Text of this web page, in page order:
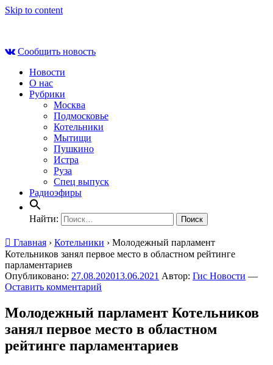
Skip to content
Сообщить новость
Новости
О нас
Рубрики
Москва
Подмосковье
Котельники
Мытищи
Пушкино
Истра
Руза
Спец выпуск
Радиоэфиры
Найти:
Главная › Котельники › Молодежный парламент
Котельников занял первое место в областном рейтинге
парламентариев
Опубликовано: 27.08.202013.06.2021 Автор: Гис Новости —
Оставить комментарий
Молодежный парламент Котельников
занял первое место в областном
рейтинге парламентариев